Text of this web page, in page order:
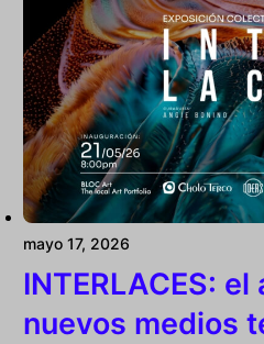
mayo 17, 2026
INTERLACES:
nuevos medios